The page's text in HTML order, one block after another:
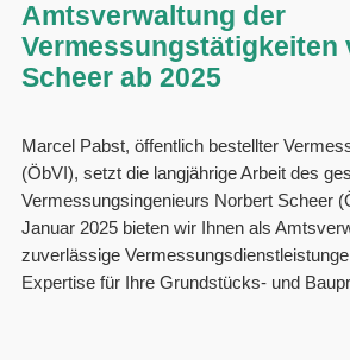
Amtsverwaltung der
Vermessungstätigkeiten
Scheer ab 2025
Marcel Pabst, öffentlich bestellter
(ÖbVI), setzt die langjährige Arbeit des
Vermessungsingenieurs Norbert Scheer
Januar 2025 bieten wir Ihnen als
zuverlässige
Expertise für Ihre Grundstücks- und